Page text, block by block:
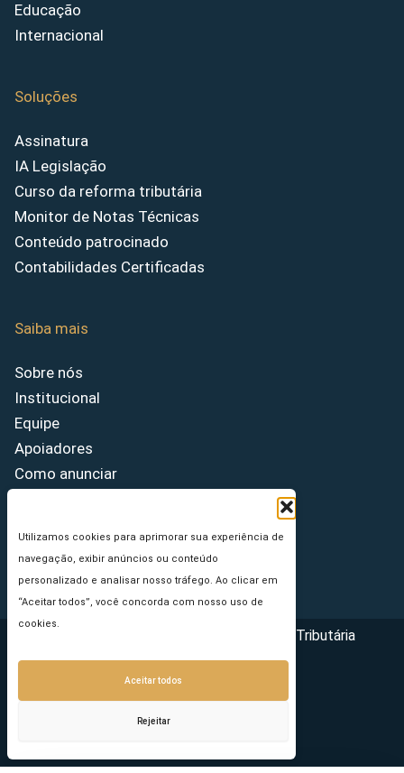
Utilizamos cookies para aprimorar sua experiência de
navegação, exibir anúncios ou conteúdo
personalizado e analisar nosso tráfego. Ao clicar em
“Aceitar todos”, você concorda com nosso uso de
cookies.
Aceitar todos
Rejeitar
Educação
Internacional
Soluções
Assinatura
IA Legislação
Curso da reforma tributária
Monitor de Notas Técnicas
Conteúdo patrocinado
Contabilidades Certificadas
Saiba mais
Sobre nós
Institucional
Equipe
Apoiadores
Como anunciar
Princípios Editoriais
Copyright © 2026 - Portal da Reforma Tributária